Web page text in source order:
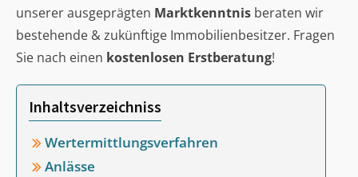
unserer ausgeprägten Marktkenntnis beraten wir
bestehende & zukünftige Immobilienbesitzer. Fragen
Sie nach einen kostenlosen Erstberatung!
Inhaltsverzeichniss
Wertermittlungsverfahren
Anlässe